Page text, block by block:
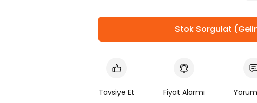
Stok Sorgulat
Tavsiye Et Fiyat Alarmı